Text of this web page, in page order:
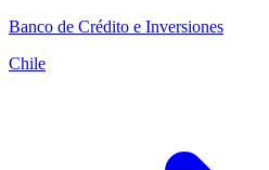
Banco de Crédito e Inversiones
Chile